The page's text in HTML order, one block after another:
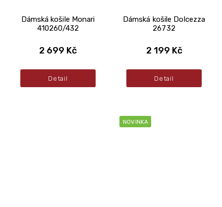
Dámská košile Monari
410260/432
2 699 Kč
Detail
Dámská košile Dolcezza
26732
2 199 Kč
Detail
NOVINKA